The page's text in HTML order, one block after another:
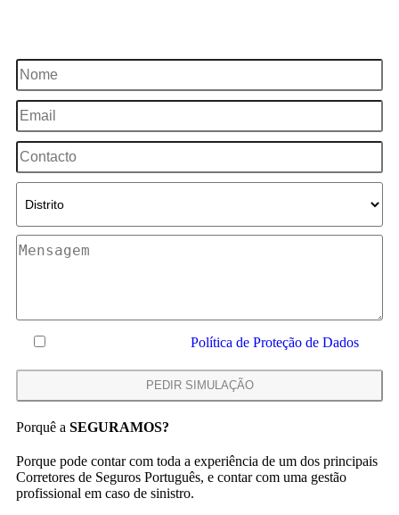
Política de Proteção de Dados
Porquê a SEGURAMOS?
Porque pode contar com toda a experiência de um dos principais
Corretores de Seguros Português, e contar com uma gestão
profissional em caso de sinistro.